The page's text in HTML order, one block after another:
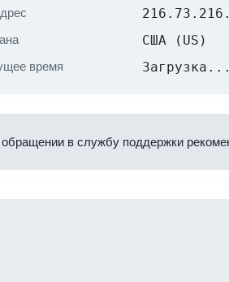
США (US)
время Загрузка...
в службу поддержки